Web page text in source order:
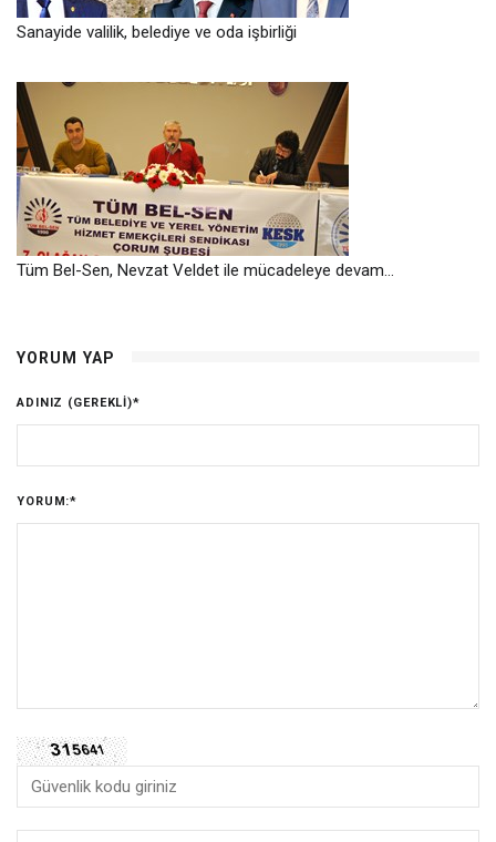
Sanayide valilik, belediye ve oda işbirliği
Tüm Bel-Sen, Nevzat Veldet ile mücadeleye devam…
YORUM YAP
ADINIZ (GEREKLI)*
YORUM:*